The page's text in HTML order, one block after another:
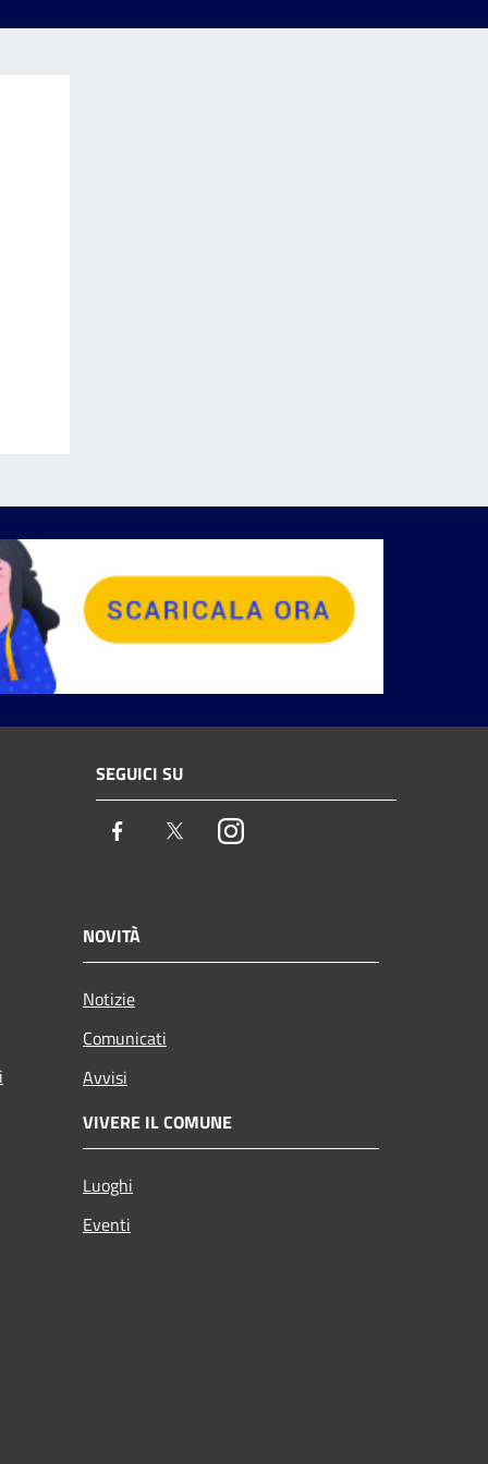
SEGUICI SU
Facebook TwitterInstagram
NOVITÀ
Notizie
Comunicati
Avvisi
VIVERE IL COMUNE
Luoghi
Eventi